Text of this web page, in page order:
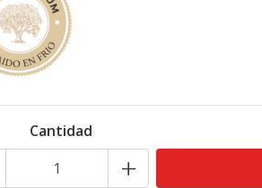
Cantidad
+